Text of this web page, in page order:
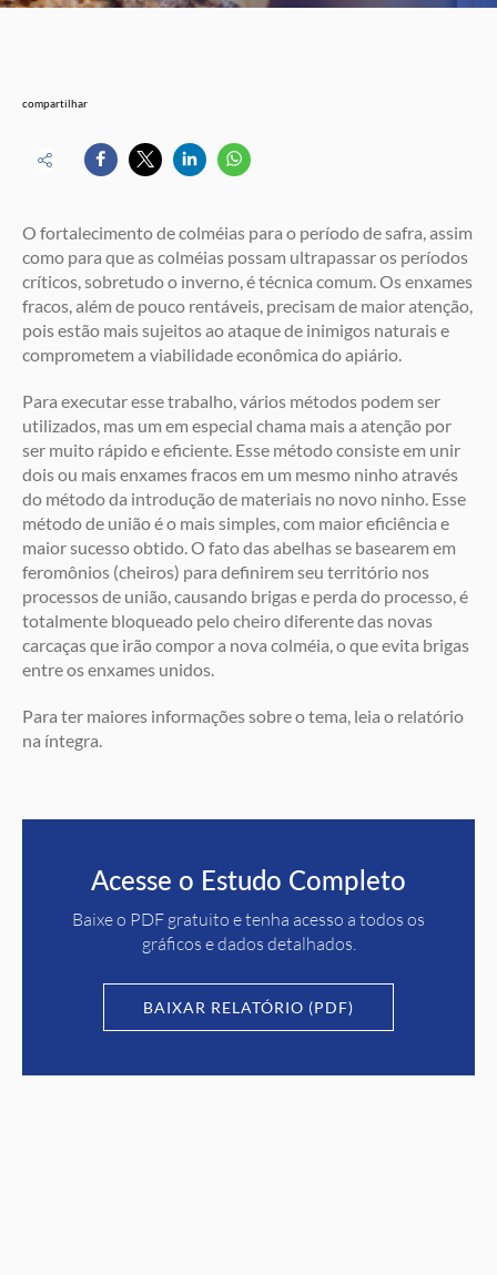
compartilhar
O fortalecimento de colméias para o período de safra, assim
como para que as colméias possam ultrapassar os períodos
críticos, sobretudo o inverno, é técnica comum. Os enxames
fracos, além de pouco rentáveis, precisam de maior atenção,
pois estão mais sujeitos ao ataque de inimigos naturais e
comprometem a viabilidade econômica do apiário.
Para executar esse trabalho, vários métodos podem ser
utilizados, mas um em especial chama mais a atenção por
ser muito rápido e eficiente. Esse método consiste em unir
dois ou mais enxames fracos em um mesmo ninho através
do método da introdução de materiais no novo ninho. Esse
método de união é o mais simples, com maior eficiência e
maior sucesso obtido. O fato das abelhas se basearem em
feromônios (cheiros) para definirem seu território nos
processos de união, causando brigas e perda do processo, é
totalmente bloqueado pelo cheiro diferente das novas
carcaças que irão compor a nova colméia, o que evita brigas
entre os enxames unidos.
Para ter maiores informações sobre o tema, leia o relatório
na íntegra.
Acesse o Estudo Completo
Baixe o PDF gratuito e tenha acesso a todos os
gráficos e dados detalhados.
BAIXAR RELATÓRIO (PDF)